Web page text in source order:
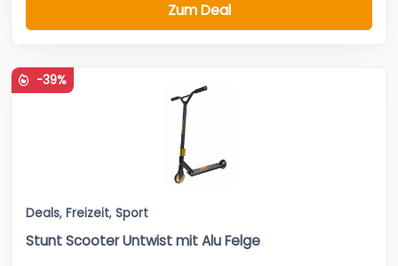
Zum Deal
-39%
Deals, Freizeit, Sport
Stunt Scooter Untwist mit Alu Felge